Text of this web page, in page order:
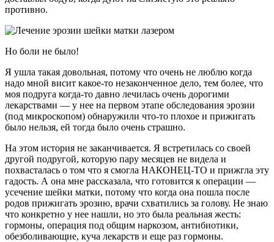
противно.
Но боли не было!
Я ушла такая довольная, потому что очень не люблю когда
надо мной висит какое-то незаконченное дело, тем более, что
моя подруга когда-то давно лечилась очень дорогими
лекарствами — у нее на первом этапе обследования эрозии
(под микроскопом) обнаружили что-то плохое и прижигать
было нельзя, ей тогда было очень страшно.
На этом история не заканчивается. Я встретилась со своей
другой подругой, которую пару месяцев не видела и
похвасталась о том что я смогла НАКОНЕЦ-ТО и прижгла эту
гадость. А она мне рассказала, что готовится к операции —
усечение шейки матки, потому что когда она пошла после
родов прижигать эрозию, врачи схватились за голову. Не знаю
что конкретно у нее нашли, но это была реальная жесть:
гормоны, операция под общим наркозом, антибиотики,
обезболивающие, куча лекарств и еще раз гормоны.